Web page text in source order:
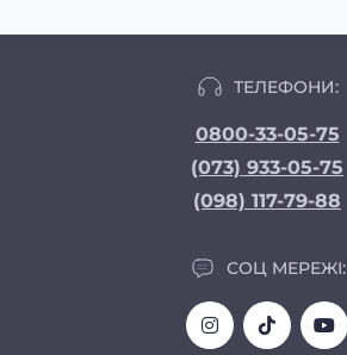
ТЕЛЕФОНИ:
0800-33-05-75
(073) 933-05-75
(098) 117-79-88
СОЦ МЕРЕЖІ: